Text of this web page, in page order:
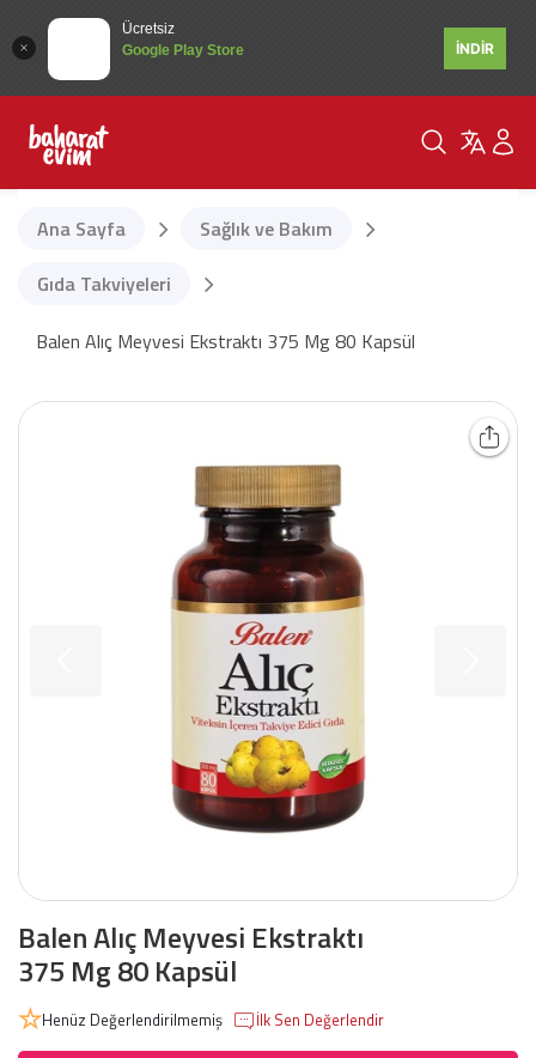
Ücretsiz
Google Play Store
İNDİR
Ana Sayfa
Sağlık ve Bakım
Gıda Takviyeleri
Balen Alıç Meyvesi Ekstraktı 375 Mg 80 Kapsül
Balen Alıç Meyvesi Ekstraktı
375 Mg 80 Kapsül
Henüz Değerlendirilmemiş İlk Sen Değerlendir